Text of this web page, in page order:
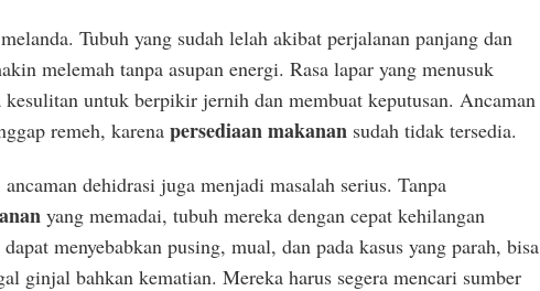
Tubuh yang sudah lelah akibat perjalanan panjang dan
melemah tanpa asupan energi. Rasa lapar yang menusuk
kesulitan untuk berpikir jernih dan membuat keputusan. Ancaman
remeh, karena persediaan makanansudah tidak tersedia.
dehidrasi juga menjadi masalah serius. Tanpa
yang memadai, tubuh mereka dengan cepat kehilangan
menyebabkan pusing, mual, dan pada kasus yang parah, bisa
ginjal bahkan kematian. Mereka harus segera mencari sumber